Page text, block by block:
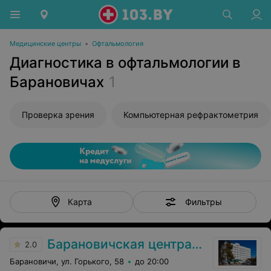
Медицинские центры • Офтальмология
Диагностика в офтальмологии в
Барановичах 1
Проверка зрения Компьютерная рефрактометрия
Карта Фильтры
2.0 Барановичская центральная поликлиника
Барановичи, ул. Горького, 58 до 20:00